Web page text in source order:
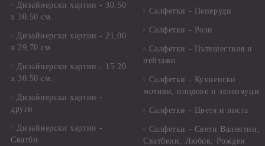
Дизайнерски хартии - 30.50
х 30.50 см.
Дизайнерски хартии - 21,00
х 29,70 см
Дизайнерски хартии - 15.20
x 30.50 см.
Дизайнерски хартии -
други
Дизайнерски хартии -
Сватби
Салфетки - Пеперуди
Салфетки - Рози
Салфетки - Пътешествия и
пейзажи
Салфетки - Кухненски
мотиви, плодове и зеленчуци
Салфетки - Цветя и листа
Салфетки - Свети Валентин,
Сватбени, Любов, Рожден